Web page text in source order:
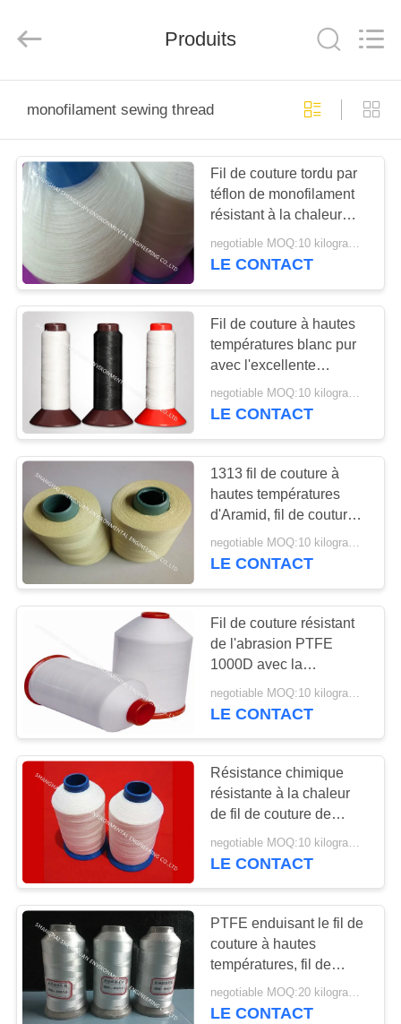
PRODUITS
AU
SUJET
DE
NOUS
VISITE
D'USINE
CONTRÔLE
DE
QUALITÉ
CONTACTEZ-
NOUS
DEMANDEZ
UNE
CITATION
PLAN
DU
SITE
PRIVACY
POLICY
Rights
Produits
monofilament sewing thread
Fil de couture tordu par
téflon de monofilament
résistant à la chaleur
pour l'industrie
cimentière
negotiable MOQ:10 kilogrammes
LE CONTACT
Fil de couture à hautes
températures blanc pur
avec l'excellente
stabilité chimique
negotiable MOQ:10 kilogrammes
LE CONTACT
1313 fil de couture à
hautes températures
d'Aramid, fil de couture
blanc de bas
rétrécissement
negotiable MOQ:10 kilogrammes
LE CONTACT
Fil de couture résistant
de l'abrasion PTFE
1000D avec la
résistance à hautes
températures
LE CONTACT
Résistance chimique
résistante à la chaleur
de fil de couture de
ténacité élevée pour des
sacs de collecteur de
negotiable MOQ:10 kilogrammes
LE CONTACT
PTFE enduisant le fil de
couture à hautes
températures, fil de
couture lisse de fibre de
verre
negotiable MOQ:20 kilogrammes
LE CONTACT